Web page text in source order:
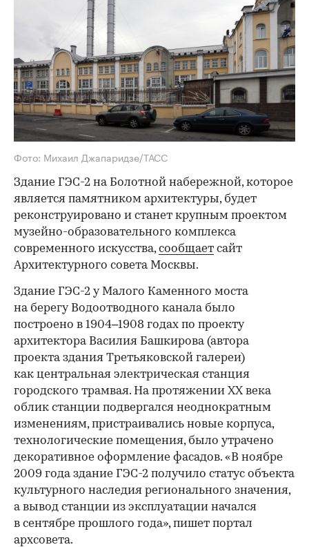
Фото: Михаил Джапаридзе/ТАСС
Здание ГЭС-2 на Болотной набережной, которое
является памятником архитектуры, будет
реконструировано и станет крупным проектом
музейно-образовательного комплекса
современного искусства,сообщает сайт
Архитектурного совета Москвы.
Здание ГЭС-2 у Малого Каменного моста
на берегу Водоотводного канала было
построено в 1904–1908 годах по проекту
архитектора Василия Башкирова (автора
проекта здания Третьяковской галереи)
как центральная электрическая станция
городского трамвая. На протяжении XX века
облик станции подвергался неоднократным
изменениям, пристраивались новые корпуса,
технологические помещения, было утрачено
декоративное оформление фасадов. «В ноябре
2009 года здание ГЭС-2 получило статус объекта
культурного наследия регионального значения,
а вывод станции из эксплуатации начался
в сентябре прошлого года», пишет портал
архсовета.